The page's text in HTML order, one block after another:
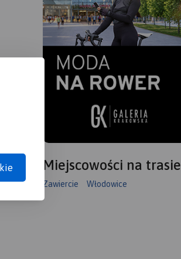
Miejscowości na trasie
Zawiercie Włodowice